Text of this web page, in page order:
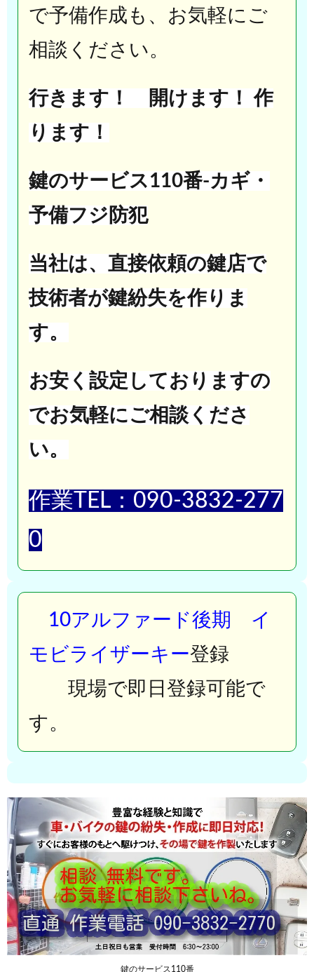
で予備作成も、お気軽にご
相談ください。
行きます！ 開けます！ 作
ります！
鍵のサービス110番-カギ・
予備フジ防犯
当社は、直接依頼の鍵店で
技術者が鍵紛失を作りま
す。
お安く設定しておりますの
でお気軽にご相談くださ
い。
作業TEL：090-3832-277
0
10アルファード後期 イ
モビライザーキー登録
現場で即日登録可能で
す。
鍵のサービス110番